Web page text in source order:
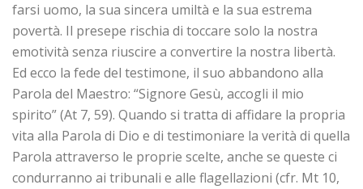
farsi uomo, la sua sincera umiltà e la sua estrema
povertà. Il presepe rischia di toccare solo la nostra
emotività senza riuscire a convertire la nostra libertà.
Ed ecco la fede del testimone, il suo abbandono alla
Parola del Maestro: “Signore Gesù, accogli il mio
spirito” (At 7, 59). Quando si tratta di affidare la propria
vita alla Parola di Dio e di testimoniare la verità di quella
Parola attraverso le proprie scelte, anche se queste ci
condurranno ai tribunali e alle flagellazioni (cfr. Mt 10,